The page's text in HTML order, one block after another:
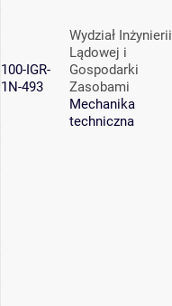
100-IGR-
1N-493
Wydział Inżynierii
Lądowej i
Gospodarki
Zasobami
Mechanika
techniczna